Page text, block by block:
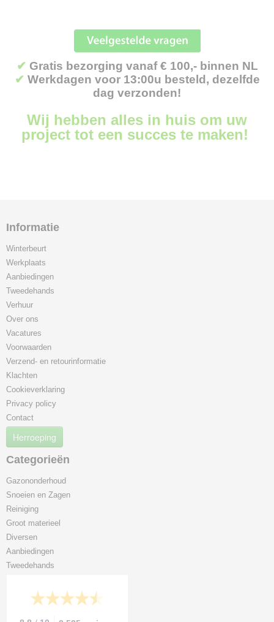
✔ Gratis bezorging vanaf € 100,- binnen NL
✔ Werkdagen voor 13:00u besteld, dezelfde
dag verzonden!
Wij hebben alles in huis om uw
project tot een succes te maken!
Informatie
Winterbeurt
Werkplaats
Aanbiedingen
Tweedehands
Verhuur
Over ons
Vacatures
Voorwaarden
Verzend- en retourinformatie
Klachten
Cookieverklaring
Privacy policy
Contact
Herroeping
Categorieën
Gazononderhoud
Snoeien en Zagen
Reiniging
Groot materieel
Diversen
Aanbiedingen
Tweedehands